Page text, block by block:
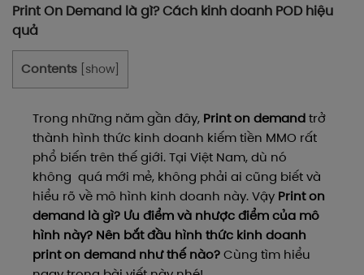
Print On Demand là gì? Cách kinh doanh POD hiệu
quả
Contents show
Trong những năm gần đây, Print on demandtrở
thành hình thức kinh doanh kiếm tiền MMO rất
phổ biến trên thế giới. Tại Việt Nam, dù nó
không quá mới mẻ, không phải ai cũng biết và
hiểu rõ về mô hình kinh doanh này. Vậy Print on
demand là gì? Ưu điểm và nhược điểm của mô
hình này? Nên bắt đầu hình thức kinh doanh
print on demand như thế nào?Cùng tìm hiểu